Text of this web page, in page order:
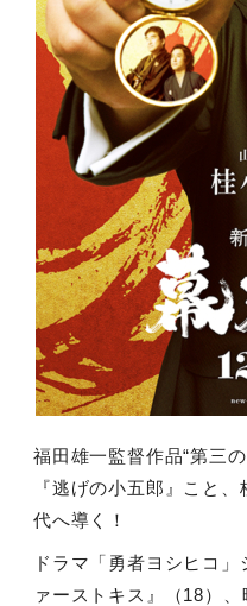
福田雄一監督作品“第三の
『逃げの小五郎』こと
代へ導く！
ドラマ「勇者ヨシヒコ
ァーストキス』（18）